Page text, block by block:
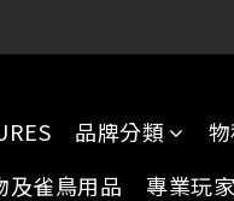
品牌分類
及雀鳥用品
專業玩